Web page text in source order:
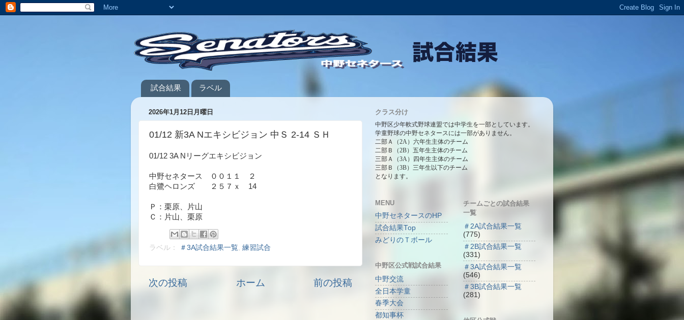
試合結果 ラベル
2026年1月12日月曜日
01/12 新3A Nエキシビジョン 中Ｓ 2-14 ＳＨ
01/12 3A Nリーグエキシビジョン
中野セネタース ００１１ ２
白鷺ヘロンズ ２５７ｘ 14
Ｐ：栗原、片山
Ｃ：片山、栗原
ラベル： ＃3A試合結果一覧 練習試合
次の投稿 前の投稿
ホーム
クラス分け
中野区少年軟式野球連盟では中学生を一部としています。
学童野球の中野セネタースには一部がありません。
二部Ａ（2A）六年生主体のチーム
二部Ｂ（2B）五年生主体のチーム
三部Ａ（3A）四年生主体のチーム
三部Ｂ（3B）三年生以下のチーム
となります。
MENU
中野セネタースのHP
試合結果Top
みどりのＴボール
中野区公式戦試合結果
中野交流
全日本学童
春季大会
都知事杯
チームごとの試合結果
一覧
＃2A試合結果一覧
(775)
＃2B試合結果一覧
(331)
＃3A試合結果一覧
(546)
＃3B試合結果一覧
(281)